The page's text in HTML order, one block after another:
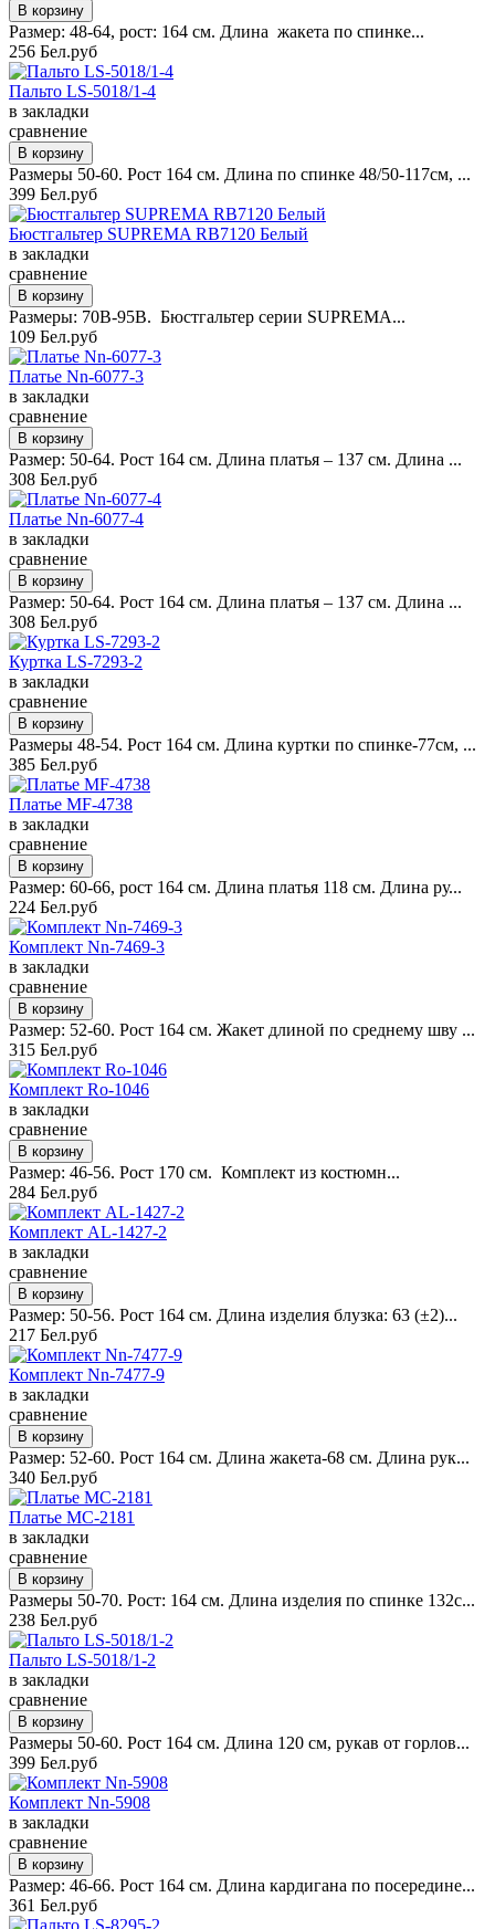
Размер: 48-64, рост: 164 см. Длина жакета по спинке...
256 Бел.руб
Пальто LS-5018/1-4
в закладки
сравнение
Размеры 50-60. Рост 164 см. Длина по спинке 48/50-117см, ...
399 Бел.руб
Бюстгальтер SUPREMA RB7120 Белый
в закладки
сравнение
Размеры: 70B-95B. Бюстгальтер серии SUPREMA...
109 Бел.руб
Платье Nn-6077-3
в закладки
сравнение
Размер: 50-64. Рост 164 см. Длина платья – 137 см. Длина ...
308 Бел.руб
Платье Nn-6077-4
в закладки
сравнение
Размер: 50-64. Рост 164 см. Длина платья – 137 см. Длина ...
308 Бел.руб
Куртка LS-7293-2
в закладки
сравнение
Размеры 48-54. Рост 164 см. Длина куртки по спинке-77см, ...
385 Бел.руб
Платье MF-4738
в закладки
сравнение
Размер: 60-66, рост 164 см. Длина платья 118 см. Длина ру...
224 Бел.руб
Комплект Nn-7469-3
в закладки
сравнение
Размер: 52-60. Рост 164 см. Жакет длиной по среднему шву ...
315 Бел.руб
Комплект Ro-1046
в закладки
сравнение
Размер: 46-56. Рост 170 см. Комплект из костюмн...
284 Бел.руб
Комплект AL-1427-2
в закладки
сравнение
Размер: 50-56. Рост 164 см. Длина изделия блузка: 63 (±2)...
217 Бел.руб
Комплект Nn-7477-9
в закладки
сравнение
Размер: 52-60. Рост 164 см. Длина жакета-68 см. Длина рук...
340 Бел.руб
Платье MC-2181
в закладки
сравнение
Размеры 50-70. Рост: 164 см. Длина изделия по спинке 132с...
238 Бел.руб
Пальто LS-5018/1-2
в закладки
сравнение
Размеры 50-60. Рост 164 см. Длина 120 см, рукав от горлов...
399 Бел.руб
Комплект Nn-5908
в закладки
сравнение
Размер: 46-66. Рост 164 см. Длина кардигана по посередине...
361 Бел.руб